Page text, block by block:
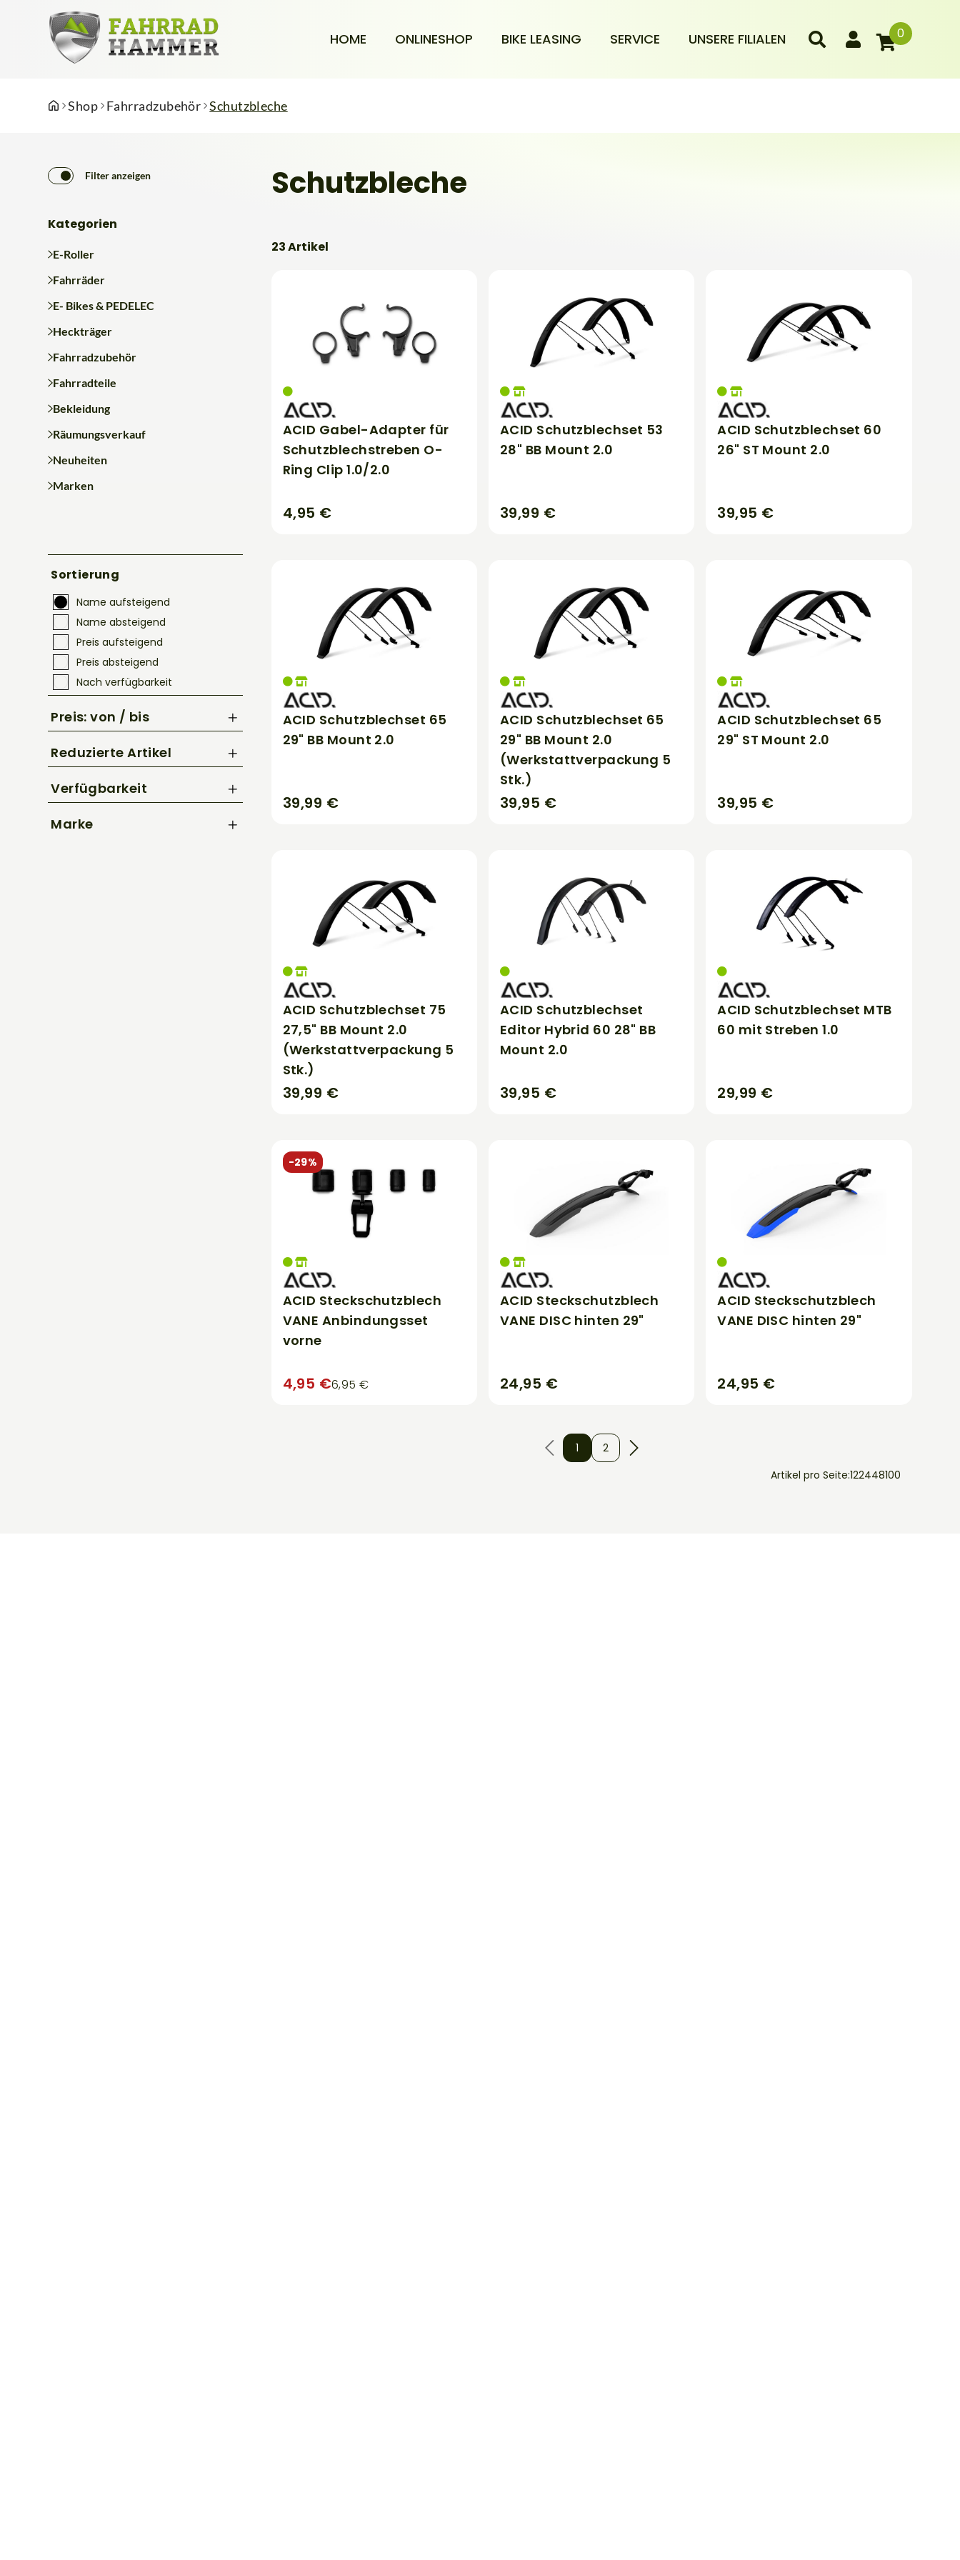
HOME ONLINESHOP BIKE LEASING SERVICE UNSERE FILIALEN 0
Shop Fahrradzubehör Schutzbleche
Filter anzeigen Schutzbleche
Kategorien
E-Roller
Fahrräder
E- Bikes & PEDELEC
Heckträger
Fahrradzubehör
Fahrradteile
Bekleidung
Räumungsverkauf
Neuheiten
Marken
Sortierung
Name aufsteigend
Name absteigend
Preis aufsteigend
Preis absteigend
Nach verfügbarkeit
Preis: von / bis
bis
Reduzierte Artikel
Nur Reduzierte Artikel anzeigen
Verfügbarkeit
Marke
23 Artikel
ACID Gabel-Adapter für
Schutzblechstreben O-
Ring Clip 1.0/2.0
4,95 €
ACID Schutzblechset 53
28" BB Mount 2.0
39,99 €
ACID Schutzblechset 60
26" ST Mount 2.0
39,95 €
ACID Schutzblechset 65
29" BB Mount 2.0
39,99 €
ACID Schutzblechset 65
29" BB Mount 2.0
(Werkstattverpackung 5
Stk.)
39,95 €
ACID Schutzblechset 65
29" ST Mount 2.0
39,95 €
ACID Schutzblechset 75
27,5" BB Mount 2.0
(Werkstattverpackung 5
Stk.)
39,99 €
ACID Schutzblechset
Editor Hybrid 60 28" BB
Mount 2.0
39,95 €
ACID Schutzblechset MTB
60 mit Streben 1.0
29,99 €
-29%
ACID Steckschutzblech
VANE Anbindungsset
vorne
4,95 €6,95 €
ACID Steckschutzblech
VANE DISC hinten 29"
24,95 €
ACID Steckschutzblech
VANE DISC hinten 29"
24,95 €
1
2
Artikel pro Seite:122448100